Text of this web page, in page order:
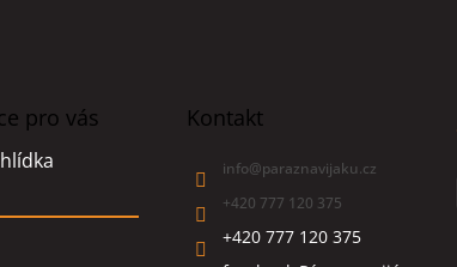
pro vás Kontakt
info@paraznavijaku.cz
+420 777 120 375
+420 777 120 375